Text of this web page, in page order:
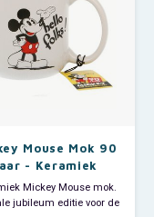
Mouse Mok 90
- Keramiek
Mickey Mouse mok.
jubileum editie voor de